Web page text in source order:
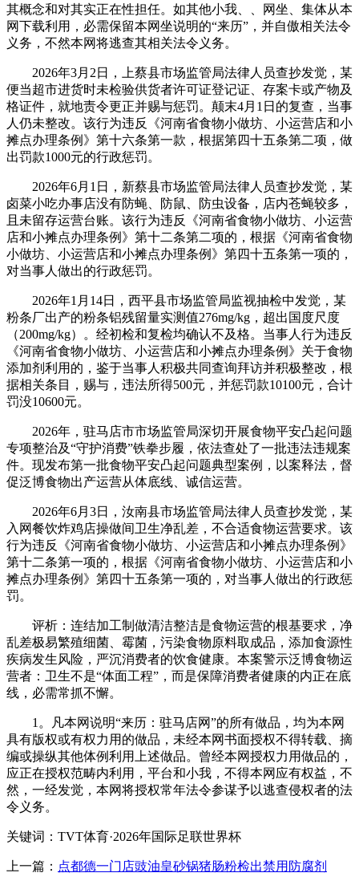
其概念和对其实正在性担任。如其他小我、、网坐、集体从本
网下载利用，必需保留本网坐说明的“来历”，并自傲相关法令
义务，不然本网将逃查其相关法令义务。
2026年3月2日，上蔡县市场监管局法律人员查抄发觉，某
便当超市进货时未检验供货者许可证登记证、存案卡或产物及
格证件，就地责令更正并赐与惩罚。颠末4月1日的复查，当事
人仍未整改。该行为违反《河南省食物小做坊、小运营店和小
摊点办理条例》第十六条第一款，根据第四十五条第二项，做
出罚款1000元的行政惩罚。
2026年6月1日，新蔡县市场监管局法律人员查抄发觉，某
卤菜小吃办事店没有防蝇、防鼠、防虫设备，店内苍蝇较多，
且未留存运营台账。该行为违反《河南省食物小做坊、小运营
店和小摊点办理条例》第十二条第二项的，根据《河南省食物
小做坊、小运营店和小摊点办理条例》第四十五条第一项的，
对当事人做出的行政惩罚。
2026年1月14日，西平县市场监管局监视抽检中发觉，某
粉条厂出产的粉条铝残留量实测值276mg/kg，超出国度尺度
（200mg/kg）。经初检和复检均确认不及格。当事人行为违反
《河南省食物小做坊、小运营店和小摊点办理条例》关于食物
添加剂利用的，鉴于当事人积极共同查询拜访并积极整改，根
据相关条目，赐与，违法所得500元，并惩罚款10100元，合计
罚没10600元。
2026年，驻马店市市场监管局深切开展食物平安凸起问题
专项整治及“守护消费”铁拳步履，依法查处了一批违法违规案
件。现发布第一批食物平安凸起问题典型案例，以案释法，督
促泛博食物出产运营从体底线、诚信运营。
2026年6月3日，汝南县市场监管局法律人员查抄发觉，某
入网餐饮炸鸡店操做间卫生净乱差，不合适食物运营要求。该
行为违反《河南省食物小做坊、小运营店和小摊点办理条例》
第十二条第一项的，根据《河南省食物小做坊、小运营店和小
摊点办理条例》第四十五条第一项的，对当事人做出的行政惩
罚。
评析：连结加工制做清洁整洁是食物运营的根基要求，净
乱差极易繁殖细菌、霉菌，污染食物原料取成品，添加食源性
疾病发生风险，严沉消费者的饮食健康。本案警示泛博食物运
营者：卫生不是“体面工程”，而是保障消费者健康的内正在底
线，必需常抓不懈。
1。凡本网说明“来历：驻马店网”的所有做品，均为本网
具有版权或有权力用的做品，未经本网书面授权不得转载、摘
编或操纵其他体例利用上述做品。曾经本网授权力用做品的，
应正在授权范畴内利用，平台和小我，不得本网应有权益，不
然，一经发觉，本网将授权常年法令参谋予以逃查侵权者的法
令义务。
关键词：TVT体育·2026年国际足联世界杯
上一篇： 点都德一门店豉油皇砂锅猪肠粉检出禁用防腐剂